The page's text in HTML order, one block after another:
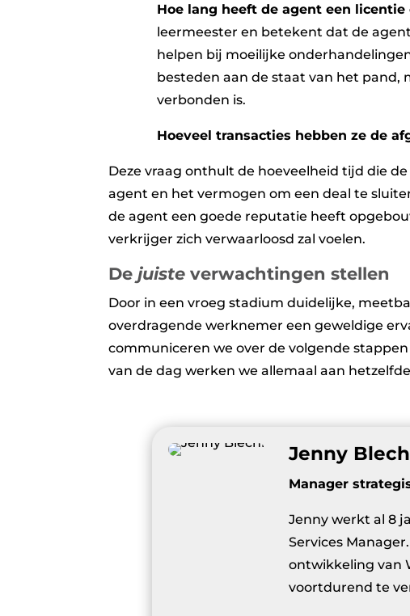
Hoe lang heeft de agent een
leermeester en betekent dat de
helpen bij moeilijke
besteden aan de staat van het
verbonden is.
Hoeveel transacties hebben ze de
Deze vraag onthult de hoeveelheid tijd die
agent en het vermogen om een deal te
de agent een goede reputatie heeft
verkrijger zich verwaarloosd zal voelen.
Dejuisteverwachtingen stellen
Door in een vroeg stadium duidelijke,
overdragende werknemer een geweldige
communiceren we over de volgende
van de dag werken we allemaal aan
Jenny
Manager
Jenny werkt al 8
Services
ontwikkeling van
voortdurend te